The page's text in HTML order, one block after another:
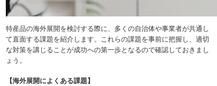
特産品の海外展開を検討する際に、多くの自治体や事業者が共通し
て直面する課題を紹介します。これらの課題を事前に把握し、適切
な対策を講じることが成功への第一歩となるので確認しておきまし
ょう。
【海外展開によくある課題】